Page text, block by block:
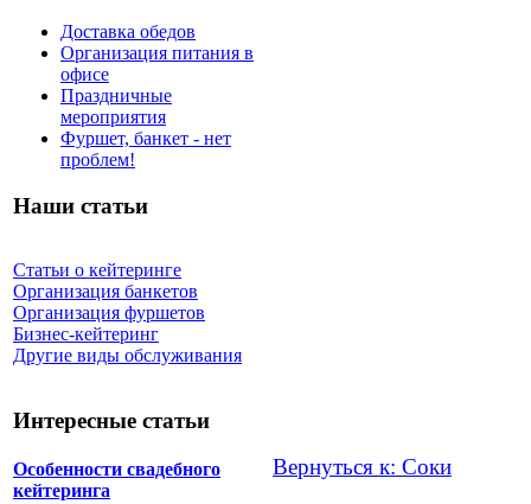
Доставка обедов
Организация питания в
офисе
Праздничные
мероприятия
Фуршет, банкет - нет
проблем!
Наши статьи
Статьи о кейтеринге
Организация банкетов
Организация фуршетов
Бизнес-кейтеринг
Другие виды обслуживания
Интересные статьи
Особенности свадебного
кейтеринга
Вернуться к: Соки